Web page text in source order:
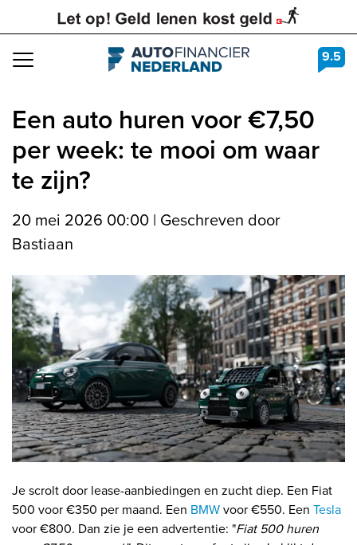
Navigation 9.5
Een auto huren voor €7,50
per week: te mooi om waar
te zijn?
20 mei 2026 00:00 | Geschreven door
Bastiaan
Je scrolt door lease-aanbiedingen en zucht diep. Een Fiat
500 voor €350 per maand. Een BMWvoor €550. Een Tesla
voor €800. Dan zie je een advertentie: "Fiat 500 huren